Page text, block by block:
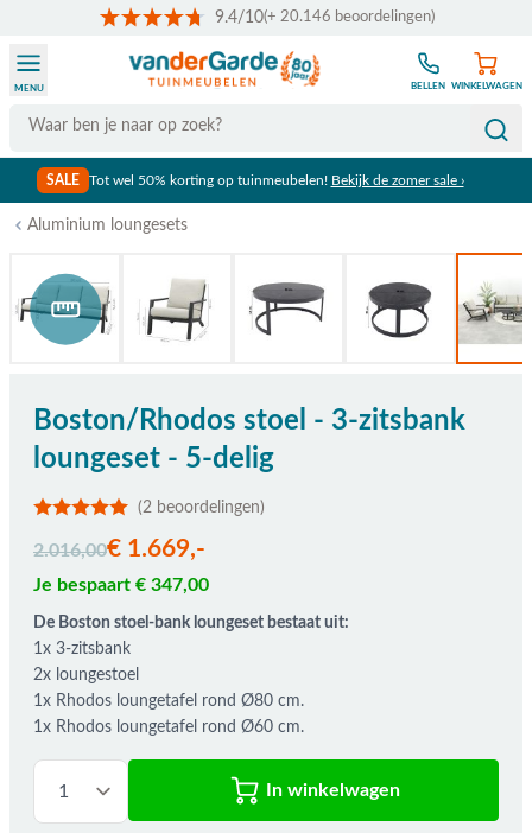
9.4/10(+ 20.146 beoordelingen)
Search
MENU BELLEN WINKELWAGEN
SALE Tot wel 50% korting op tuinmeubelen! Bekijk de zomer sale ›
Aluminium loungesets
Bekijk afmetingen
Boston/Rhodos stoel - 3-zitsbank
loungeset - 5-delig
(2 beoordelingen)
2.016,00€ 1.669,-
Je bespaart € 347,00
De Boston stoel-bank loungeset bestaat uit:
1x 3-zitsbank
2x loungestoel
1x Rhodos loungetafel rond Ø80 cm.
1x Rhodos loungetafel rond Ø60 cm.
In winkelwagen